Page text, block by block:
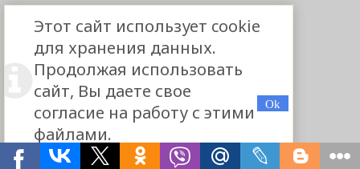
Этот сайт использует cookie
для хранения данных.
Продолжая использовать
сайт, Вы даете свое
согласие на работу с этими
файлами.